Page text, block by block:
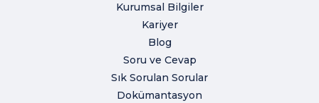
Kurumsal Bilgiler
Kariyer
Blog
Soru ve Cevap
Sık Sorulan Sorular
Dokümantasyon